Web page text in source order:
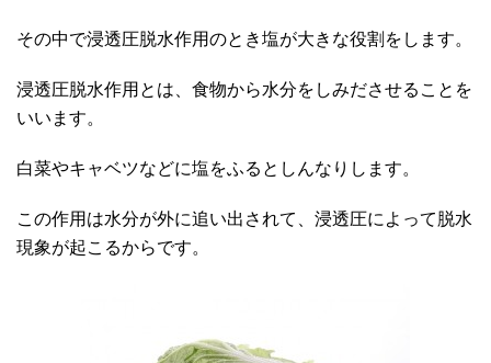
その中で浸透圧脱水作用のとき塩が大きな役割をします。
浸透圧脱水作用とは、食物から水分をしみださせることを
いいます。
白菜やキャベツなどに塩をふるとしんなりします。
この作用は水分が外に追い出されて、浸透圧によって脱水
現象が起こるからです。